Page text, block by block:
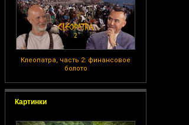
Клеопатра, часть 2: финансовое
болото
Картинки